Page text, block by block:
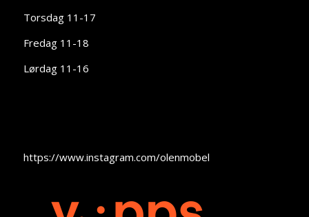
Torsdag 11-17
Fredag 11-18
Lørdag 11-16
https://www.instagram.com/olenmobel